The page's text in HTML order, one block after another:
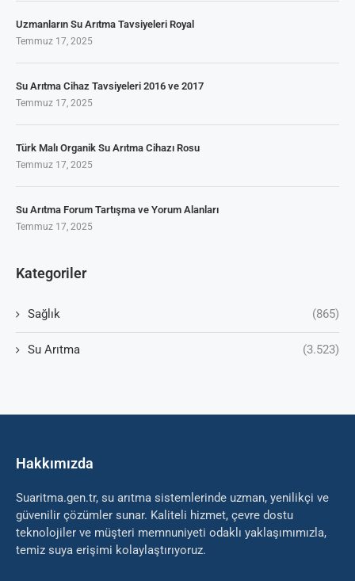
Uzmanların Su Arıtma Tavsiyeleri Royal
Temmuz 17, 2025
Su Arıtma Cihaz Tavsiyeleri 2016 ve 2017
Temmuz 17, 2025
Türk Malı Organik Su Arıtma Cihazı Rosu
Temmuz 17, 2025
Su Arıtma Forum Tartışma ve Yorum Alanları
Temmuz 17, 2025
Kategoriler
Sağlık (865)
Su Arıtma (3.523)
Hakkımızda
Suaritma.gen.tr, su arıtma sistemlerinde uzman, yenilikçi ve
güvenilir çözümler sunar. Kaliteli hizmet, çevre dostu
teknolojiler ve müşteri memnuniyeti odaklı yaklaşımımızla,
temiz suya erişimi kolaylaştırıyoruz.